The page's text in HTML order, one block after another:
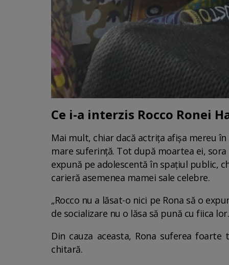
Ce i-a interzis Rocco Ronei
Mai mult, chiar dacă actrița afișa mereu
mare suferință. Tot după moartea ei,
expună pe adolescentă în spațiul public,
carieră asemenea mamei sale celebre.
„Rocco nu a lăsat-o nici pe Rona să o
de socializare nu o lăsa să pună cu fiica
Din cauza aceasta, Rona suferea
chitară.